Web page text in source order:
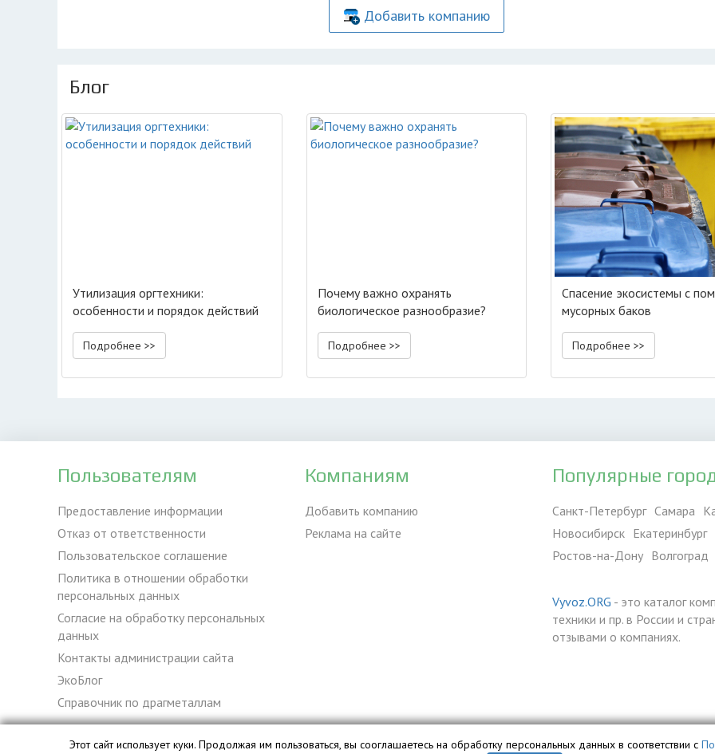
Добавить компанию
Блог
Утилизация оргтехники:
особенности и порядок действий
Подробнее >>
Почему важно охранять
биологическое разнообразие?
Подробнее >>
Спасение экосистемы с
мусорных баков
Подробнее >>
Пользователям
Предоставление информации
Отказ от ответственности
Пользовательское соглашение
Политика в отношении обработки
персональных данных
Согласие на обработку персональных
данных
Контакты администрации сайта
ЭкоБлог
Справочник по драгметаллам
Компаниям
Добавить компанию
Реклама на сайте
Популярные
Санкт-Петербург Самара
Новосибирск Екатеринбург
Ростов-на-Дону Волгоград
Vyvoz.ORG - это каталог
техники и пр. в России и
отзывами о компаниях.
Этот сайт использует куки. Продолжая им пользоваться, вы сооглашаетесь на обработку персональных данных в соответствии с